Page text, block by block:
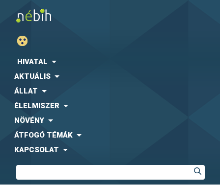
HIVATAL
AKTUÁLIS
ÁLLAT
ÉLELMISZER
NÖVÉNY
ÁTFOGÓ TÉMÁK
KAPCSOLAT